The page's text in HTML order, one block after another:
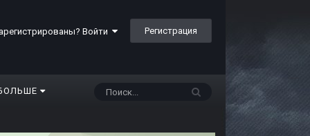
Войти Регистрация